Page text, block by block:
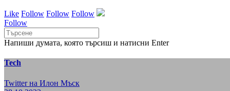
Like Follow Follow Follow
Follow
Напиши думата, която търсиш и натисни Enter
Tech
Twitter на Илон Мъск